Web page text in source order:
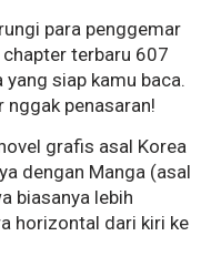
para penggemar
terbaru 607
siap kamu baca.
penasaran!
grafis asal Korea
dengan Manga (asal
biasanya lebih
horizontal dari kiri ke